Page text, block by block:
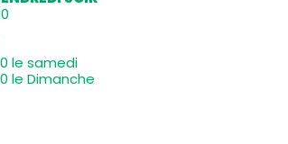
le samedi
le Dimanche